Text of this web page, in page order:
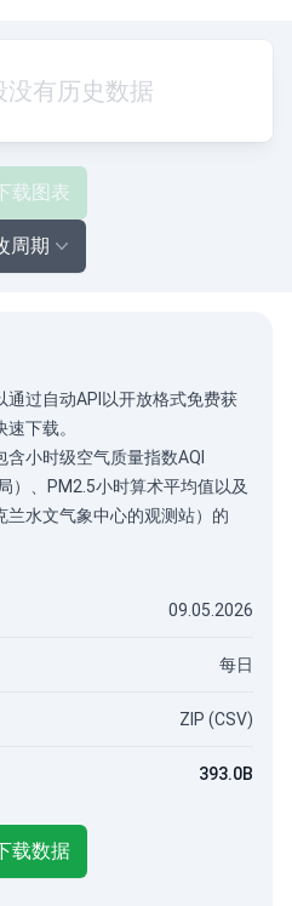
没有历史数据
载图表
周期
通过自动API 以开放格式免费获
下载。
小时级空气质量指数AQI
）、PM2.5小时算术平均值以及
水文气象中心的观测站）的
09.05.2026
每日
ZIP (CSV)
393.0B
载数据